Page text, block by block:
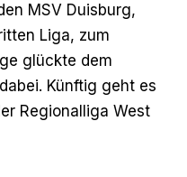
MSV Duisburg,
Liga, zum
glückte dem
Künftig geht es
Regionalliga West